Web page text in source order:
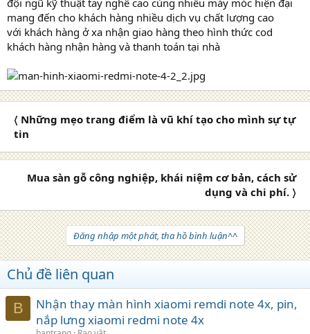
mang đến cho khách hàng nhiều dịch vụ chất lượng cao
với khách hàng ở xa nhận giao hàng theo hình thức cod
khách hàng nhận hàng và thanh toán tại nhà
〈 Những mẹo trang điểm là vũ khí tạo cho mình sự tự
tin
Mua sàn gỗ công nghiệp, khái niệm cơ bản, cách sử
dụng và chi phí. 〉
Đăng nhập một phát, tha hồ bình luận^^
Chủ đề liên quan
B
Nhận thay màn hình xiaomi remdi note 4x, pin,
nắp lưng xiaomi redmi note 4x